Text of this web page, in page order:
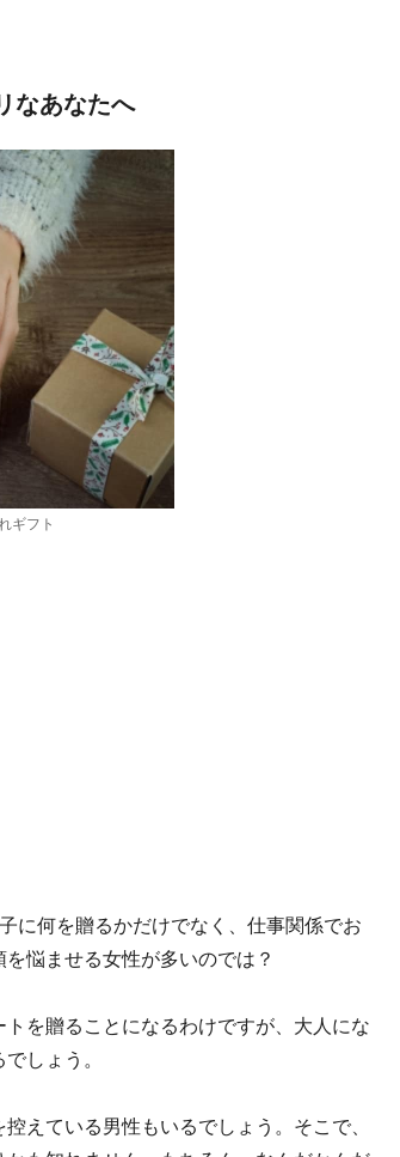
なあなたへ
ギフト
に何を贈るかだけでなく、仕事関係でお
悩ませる女性が多いのでは？
を贈ることになるわけですが、大人にな
しょう。
えている男性もいるでしょう。そこで、